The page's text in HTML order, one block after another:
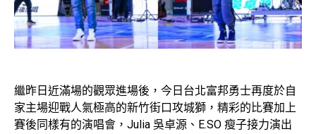
繼昨日近滿場的觀眾進場後，今日台北富邦勇士再度於自
家主場迎戰人氣極高的新竹街口攻城獅，精彩的比賽加上
賽後同樣有的演唱會，Julia 吳卓源、E.SO 瘦子接力演出